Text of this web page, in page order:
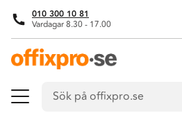
Meny
010 300 10 81
Vardagar 8.30 - 17.00